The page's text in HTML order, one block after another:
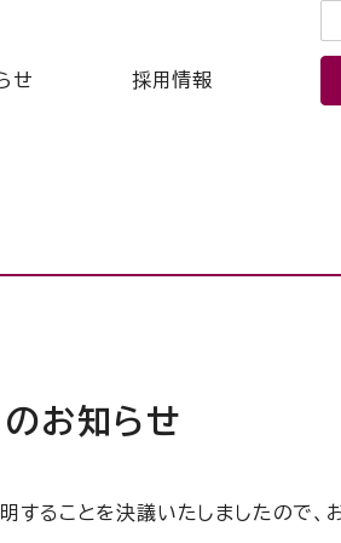
せ 採用情報
お知らせ
ることを決議いたしましたので、